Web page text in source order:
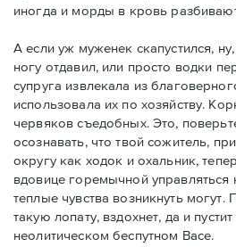
иногда и морды в кровь
А если уж муженек скапустился,
ногу отдавил, или просто водки
супруга извлекала из
использовала их по хозяйству.
червяков съедобных. Это,
осознавать, что твой сожитель,
округу как ходок и охальник,
вдовице горемычной управляться
теплые чувства возникнуть
такую лопату, вздохнет, да и
неолитическом беспутном Васе.